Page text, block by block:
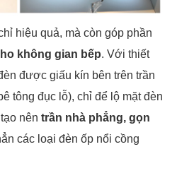
hiệu quả, mà còn góp phần
không gian bếp. Với thiết
được giấu kín bên trên trần
tông đục lỗ), chỉ để lộ mặt đèn
nên trần nhà phẳng, gọn
các loại đèn ốp nổi cồng